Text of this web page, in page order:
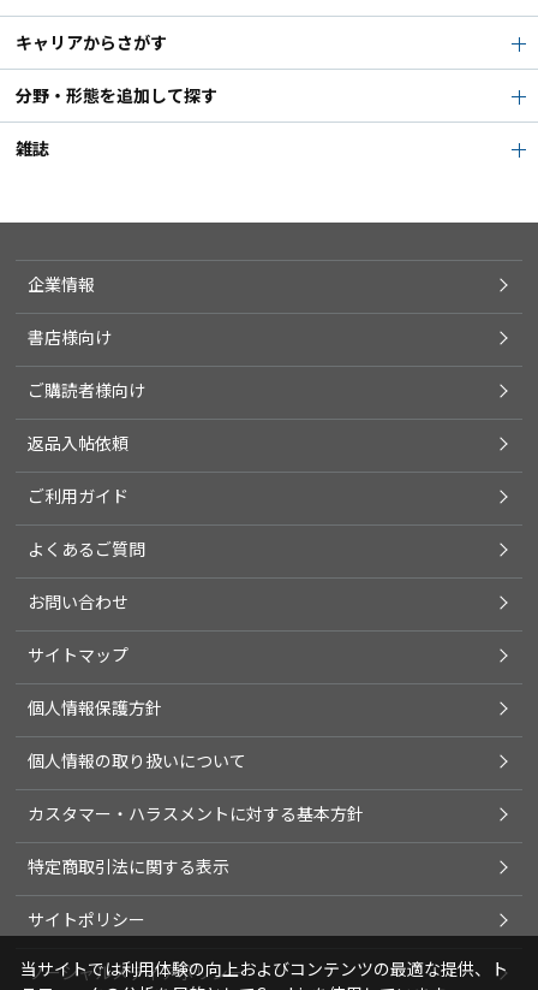
キャリアからさがす
分野・形態を追加して探す
雑誌
企業情報
書店様向け
ご購読者様向け
返品入帖依頼
ご利用ガイド
よくあるご質問
お問い合わせ
サイトマップ
個人情報保護方針
個人情報の取り扱いについて
カスタマー・ハラスメントに対する基本方針
特定商取引法に関する表示
サイトポリシー
ソーシャルメディアポリシー
当サイトでは利用体験の向上およびコンテンツの最適な提供、ト